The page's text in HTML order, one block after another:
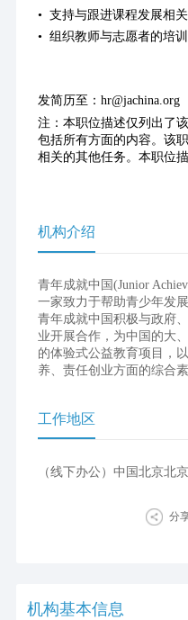
•  支持与跟进课程发展相
•  组织教师与志愿者的培
发简历至：hr@jachina.org
注：本职位描述仅列出了
包括所有方面的内容。该
相关的其他任务。本职位
机构介绍
青年成就中国(Junior
一家致力于帮助青少年发
青年成就中国积极与政府
业开展合作，为中国的大
的体验式公益教育项目，
养、责任创业方面的综合素
工作地区
（线下办公）中国北京北
分
机构基本信息